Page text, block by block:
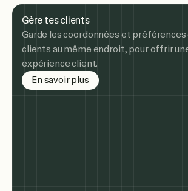
Gère tes clients
Garde les coordonnées et préférences
clients au même endroit, pour offrir
expérience client.
En savoir plusabout managing clients